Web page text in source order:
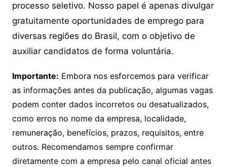
processo seletivo. Nosso papel é apenas divulgar
gratuitamente oportunidades de emprego para
diversas regiões do Brasil, com o objetivo de
auxiliar candidatos de forma voluntária.
Importante: Embora nos esforcemos para verificar
as informações antes da publicação, algumas vagas
podem conter dados incorretos ou desatualizados,
como erros no nome da empresa, localidade,
remuneração, benefícios, prazos, requisitos, entre
outros. Recomendamos sempre confirmar
diretamente com a empresa pelo canal oficial antes